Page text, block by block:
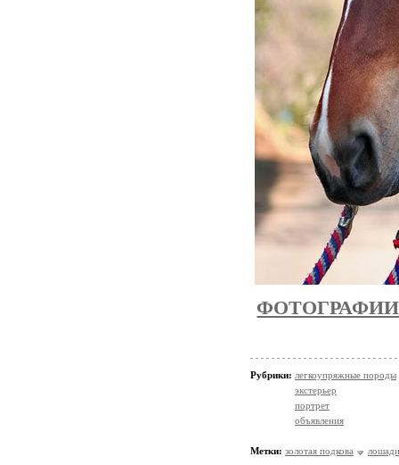
Рубрики: легкоупряжные породы
экстерьер
портрет
объявления
Метки: золотая подкова